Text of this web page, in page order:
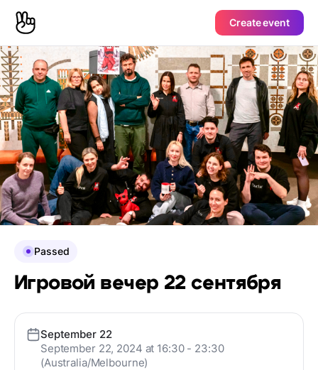
Create event
Passed
Игровой вечер 22 сентября
September 22
September 22, 2024 at 16:30 - 23:30
(Australia/Melbourne)